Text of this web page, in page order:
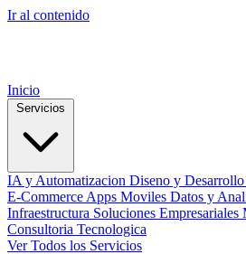
Ir al contenido
Inicio
IA y Automatizacion Diseno y
E-Commerce Apps Moviles Datos y
Infraestructura Soluciones Empresariales
Consultoria Tecnologica
Ver Todos los Servicios